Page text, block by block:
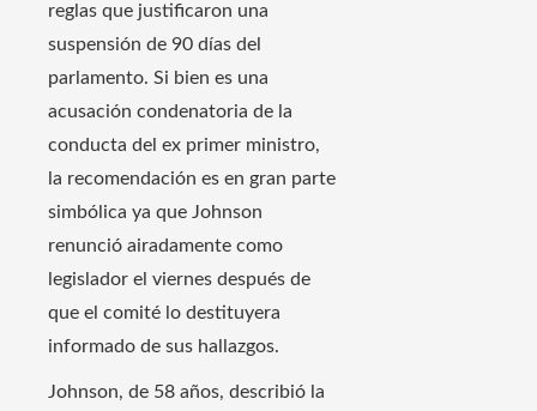
reglas que justificaron una
suspensión de 90 días del
parlamento. Si bien es una
acusación condenatoria de la
conducta del ex primer ministro,
la recomendación es en gran parte
simbólica ya que Johnson
renunció airadamente como
legislador el viernes después de
que el comité lo destituyera
informado de sus hallazgos.
Johnson, de 58 años, describió la